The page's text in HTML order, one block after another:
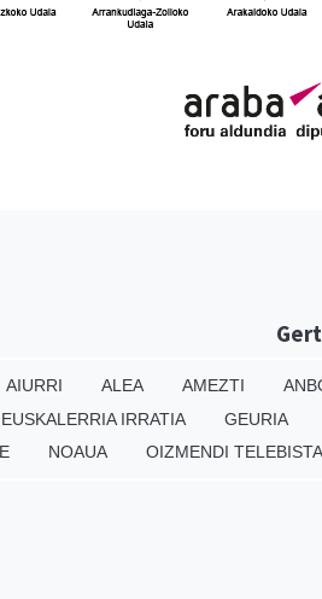
AIURRI ALEA AMEZTI
EUSKALERRIA IRRATIA GEURIA
NOAUA OIZMENDI TELEBISTA